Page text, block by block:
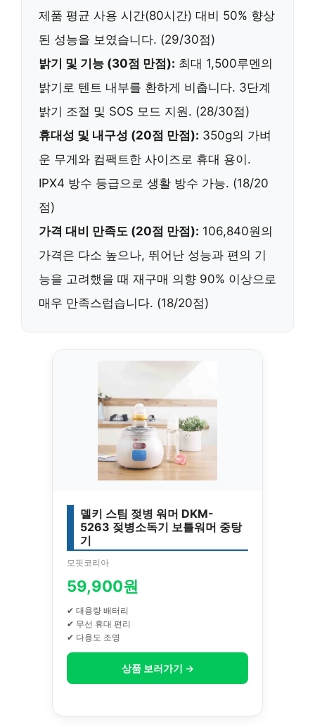
제품 평균 사용 시간(80시간) 대비 50% 향상
된 성능을 보였습니다. (29/30점)
밝기 및 기능 (30점 만점): 최대 1,500루멘의
밝기로 텐트 내부를 환하게 비춥니다. 3단계
밝기 조절 및 SOS 모드 지원. (28/30점)
휴대성 및 내구성 (20점 만점): 350g의 가벼
운 무게와 컴팩트한 사이즈로 휴대 용이.
IPX4 방수 등급으로 생활 방수 가능. (18/20
점)
가격 대비 만족도 (20점 만점): 106,840원의
가격은 다소 높으나, 뛰어난 성능과 편의 기
능을 고려했을 때 재구매 의향 90% 이상으로
매우 만족스럽습니다. (18/20점)
델키 스팀 젖병 워머 DKM-
5263 젖병소독기 보틀워머 중탕
기
모핏코리아
59,900원
✔ 대용량 배터리
✔ 무선 휴대 편리
✔ 다용도 조명
상품 보러가기 →